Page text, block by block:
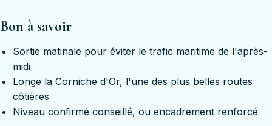
Bon à savoir
Sortie matinale pour éviter le trafic maritime de l'après-
midi
Longe la Corniche d'Or, l'une des plus belles routes
côtières
Niveau confirmé conseillé, ou encadrement renforcé